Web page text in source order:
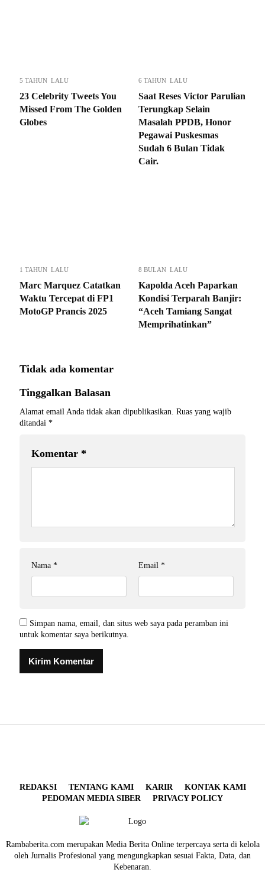
5 TAHUN LALU
23 Celebrity Tweets You
Missed From The Golden
Globes
6 TAHUN LALU
Saat Reses Victor Parulian
Terungkap Selain
Masalah PPDB, Honor
Pegawai Puskesmas
Sudah 6 Bulan Tidak
Cair.
1 TAHUN LALU
Marc Marquez Catatkan
Waktu Tercepat di FP1
MotoGP Prancis 2025
8 BULAN LALU
Kapolda Aceh Paparkan
Kondisi Terparah Banjir:
“Aceh Tamiang Sangat
Memprihatinkan”
Tidak ada komentar
Tinggalkan Balasan
Alamat email Anda tidak akan dipublikasikan. Ruas yang wajib
ditandai *
Komentar *
Nama * Email *
Simpan nama, email, dan situs web saya pada peramban ini
untuk komentar saya berikutnya.
REDAKSI TENTANG KAMI KARIR
KONTAK KAMI
PEDOMAN MEDIA SIBER
PRIVACY POLICY
Rambaberita.com merupakan Media Berita Online terpercaya serta di kelola
oleh Jurnalis Profesional yang mengungkapkan sesuai Fakta, Data, dan
Kebenaran.